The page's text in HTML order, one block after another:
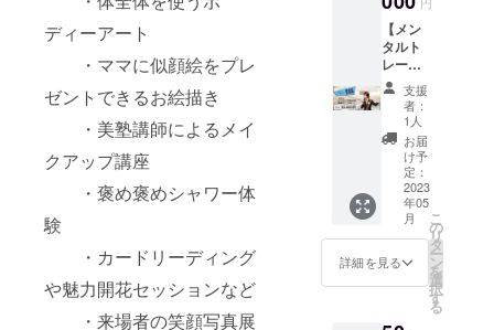
ディーアート
・ママに似顔絵をプレ
ゼントできるお絵描き
・美塾講師によるメイ
クアップ講座
・褒め褒めシャワー体
験
・カードリーディング
や魅力開花セッションなど
・来場者の笑顔写真展
のか？
困難や
問題は
なぜ起
こるの
か、流
産、病
気障が
いの意
味な
ど） あ
なたの
その過
去、胎
内記憶
的に紐
解く
ご質問
護神の
神話 備
考：生
年月日
（出生
時間が
23時以
降の場
合は
「23」
と記
載、分
からな
ければ
記入な
しでも
✼••┈┈••
に詳細
と日程
調整等
メール
等でご
連絡さ
せてい
ただき
ます。
✼••┈┈••
✼••┈┈••
✼••┈┈••
✼••┈┈••
ターン
提供・
事が終
わった
後は、
マクロ
ビの陰
陽理論
に基づ
き体質
に合っ
た食事
を一人
一人に
お勧め
いま
す。 ＜
します♪
《商品
説明》
材料：
杉 色
紙合
板 ガ
ラス
（試験
管） 大
きさ：
（大）
高さ115
× 幅95
× 厚み
回の
【笑顔
フェ
ス】
が、優
しく穏
やかな
人の集
まる場
所にな
り、そ
のため
のクラ
ファン
が昇り
【メン
タルト
レー
ナー！
友野貴
弘の講
演会主
催権】
株式会
社もん
じゃや
きくぅ
代表取
締役社
長 友
野貴
支援
者：
1人
お届
け予
定：
2023
年05
月
詳細を見る
こ
の
リ
タ
ー
ン
を
選
択
す
る